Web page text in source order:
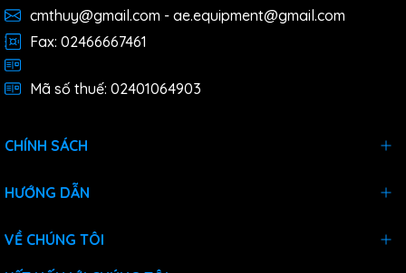
cmthuy@gmail.com - ae.equipment@gmail.com
Fax: 02466667461
Mã số thuế: 02401064903
CHÍNH SÁCH
HƯỚNG DẪN
VỀ CHÚNG TÔI